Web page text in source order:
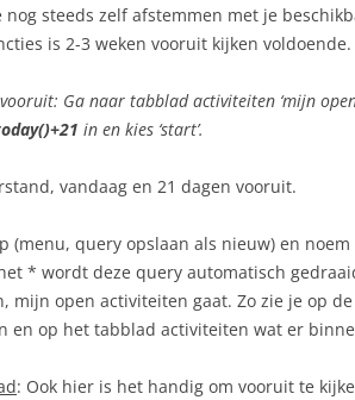
steeds zelf afstemmen met je
is 2-3 weken vooruit kijken voldoende.
Ga naar tabblad activiteiten ‘mijn
in en kies ‘start’.
vandaag en 21 dagen vooruit.
(menu, query opslaan als nieuw) en
* wordt deze query automatisch
mijn open activiteiten gaat. Zo zie je op
en op het tabblad activiteiten wat er
: Ook hier is het handig om vooruit te